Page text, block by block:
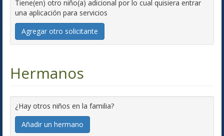
Tiene(en) otro niño(a) adicional por lo cual quisiera entrar
una aplicación para servicios
Agregar otro solicitante
Hermanos
¿Hay otros niños en la familia?
Añadir un hermano